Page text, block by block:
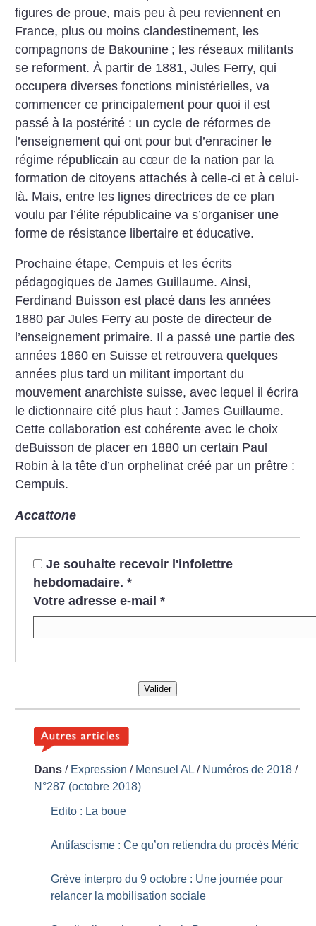
figures de proue, mais peu à peu reviennent en
France, plus ou moins clandestinement, les
compagnons de Bakounine ; les réseaux militants
se reforment. À partir de 1881, Jules Ferry, qui
occupera diverses fonctions ministérielles, va
commencer ce principalement pour quoi il est
passé à la postérité : un cycle de réformes de
l’enseignement qui ont pour but d’enraciner le
régime républicain au cœur de la nation par la
formation de citoyens attachés à celle-ci et à celui-
là. Mais, entre les lignes directrices de ce plan
voulu par l’élite républicaine va s’organiser une
forme de résistance libertaire et éducative.
Prochaine étape, Cempuis et les écrits
pédagogiques de James Guillaume. Ainsi,
Ferdinand Buisson est placé dans les années
1880 par Jules Ferry au poste de directeur de
l’enseignement primaire. Il a passé une partie des
années 1860 en Suisse et retrouvera quelques
années plus tard un militant important du
mouvement anarchiste suisse, avec lequel il écrira
le dictionnaire cité plus haut : James Guillaume.
Cette collaboration est cohérente avec le choix
deBuisson de placer en 1880 un certain Paul
Robin à la tête d’un orphelinat créé par un prêtre :
Cempuis.
Accattone
Je souhaite recevoir l'infolettre
hebdomadaire. *
Votre adresse e-mail *
Valider
Dans / Expression / Mensuel AL / Numéros de 2018 /
N°287 (octobre 2018)
Edito : La boue
Antifascisme : Ce qu’on retiendra du procès Méric
Grève interpro du 9 octobre : Une journée pour
relancer la mobilisation sociale